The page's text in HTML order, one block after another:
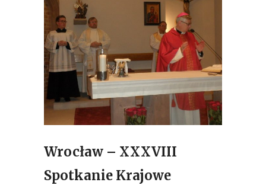
Wrocław – XXXVIII
Spotkanie Krajowe